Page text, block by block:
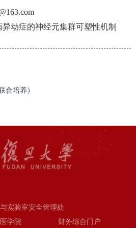
动症的神经元集群可塑性机制
合培养）
实验室安全管理处
学院 财务综合门户